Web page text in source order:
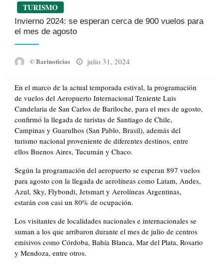
TURISMO
Invierno 2024: se esperan cerca de 900 vuelos para
el mes de agosto
© Barinoticias
Posted
julio 31, 2024
En el marco de la actual temporada estival, la programación
de vuelos del Aeropuerto Internacional Teniente Luis
Candelaria de San Carlos de Bariloche, para el mes de agosto,
confirmó la llegada de turistas de Santiago de Chile,
Campinas y Guarulhos (San Pablo, Brasil), además del
turismo nacional proveniente de diferentes destinos, entre
ellos Buenos Aires, Tucumán y Chaco.
Según la programación del aeropuerto se esperan 897 vuelos
para agosto con la llegada de aerolíneas como Latam, Andes,
Azul, Sky, Flybondi, Jetsmart y Aerolíneas Argentinas,
estarán con casi un 80% de ocupación.
Los visitantes de localidades nacionales e internacionales se
suman a los que arribaron durante el mes de julio de centros
emisivos como Córdoba, Bahía Blanca, Mar del Plata, Rosario
y Mendoza, entre otros.